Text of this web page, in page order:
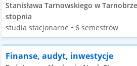
Stanisława Tarnowskiego w
stopnia
studia stacjonarne • 6 semestrów
Finanse, audyt, inwestycje